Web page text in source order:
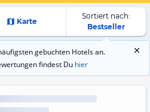
Karte
Sortiert nach:
Bestseller
gebuchten Hotels an.
findest Du hier